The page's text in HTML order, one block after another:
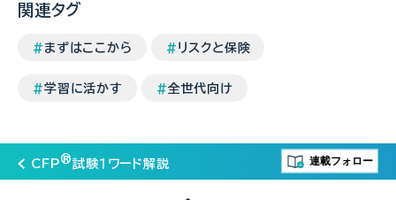
関連タグ
まずはここから リスクと保険
学習に活かす 全世代向け
CFP®試験１ワード解説 連載フォロー